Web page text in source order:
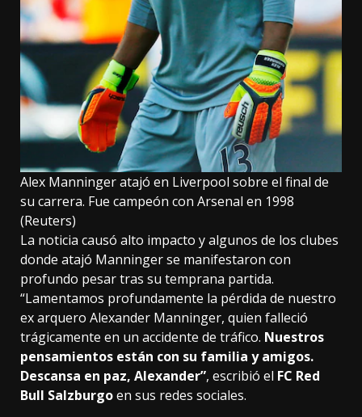
Alex Manninger atajó en Liverpool sobre el final de
su carrera. Fue campeón con Arsenal en 1998
(Reuters)
La noticia causó alto impacto y algunos de los clubes
donde atajó Manninger se manifestaron con
profundo pesar tras su temprana partida.
“Lamentamos profundamente la pérdida de nuestro
ex arquero Alexander Manninger, quien falleció
trágicamente en un accidente de tráfico. Nuestros
pensamientos están con su familia y amigos.
Descansa en paz, Alexander”, escribió el FC Red
Bull Salzburgoen sus redes sociales.